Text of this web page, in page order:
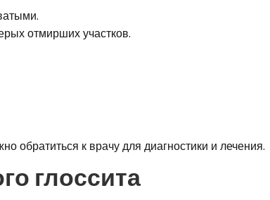
отмирших участков.
обратиться к врачу для диагностики и лечения.
глоссита